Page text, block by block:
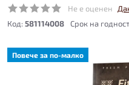
Не е оценен
Код: 581114008
Повече за по-малко